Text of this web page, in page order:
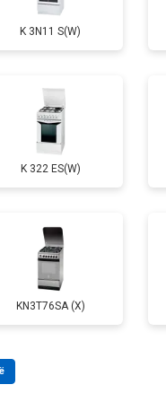
от 60 мин
от 80 мин
от 60 мин
K 3N11 S(W)
K 322 ES(W)
KN3T76SA (X)